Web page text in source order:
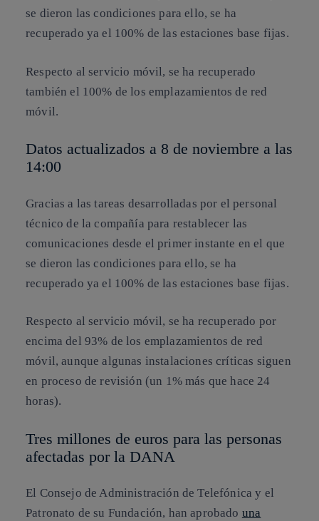
se dieron las condiciones para ello, se ha
recuperado ya el 100% de las estaciones base fijas.
Respecto al servicio móvil, se ha recuperado
también el 100% de los emplazamientos de red
móvil.
Datos actualizados a 8 de noviembre a las
14:00
Gracias a las tareas desarrolladas por el personal
técnico de la compañía para restablecer las
comunicaciones desde el primer instante en el que
se dieron las condiciones para ello, se ha
recuperado ya el 100% de las estaciones base fijas.
Respecto al servicio móvil, se ha recuperado por
encima del 93% de los emplazamientos de red
móvil, aunque algunas instalaciones críticas siguen
en proceso de revisión (un 1% más que hace 24
horas).
Tres millones de euros para las personas
afectadas por la DANA
El Consejo de Administración de Telefónica y el
Patronato de su Fundación, han aprobado una